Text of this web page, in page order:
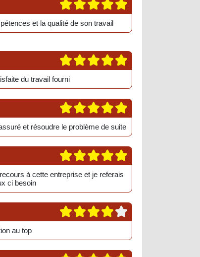
et la qualité de son travail
du travail fourni
et résoudre le problème de suite
à cette entreprise et je referais
ci besoin
au top